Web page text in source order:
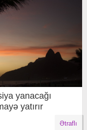
yanacağı
yatırır
Ətraflı